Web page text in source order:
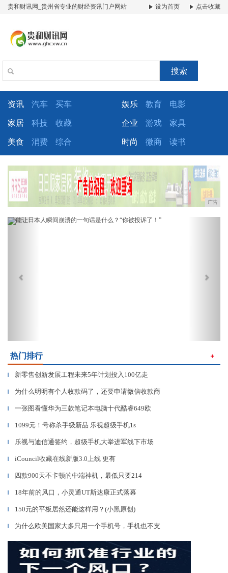
贵和财讯网_贵州省专业的财经资讯门户网站 设为首页 点击收藏
搜索
资讯 汽车 买车 娱乐 教育 电影
家居 科技 收藏 企业 游戏 家具
美食 消费 综合 时尚 微商 读书
广告
Previous
热门排行 ＋
▎ 新零售创新发展工程未来5年计划投入100亿走
▎ 为什么明明有个人收款码了，还要申请微信收款商
▎ 一张图看懂华为三款笔记本电脑十代酷睿649欧
▎ 1099元！号称杀手级新品 乐视超级手机1s
▎ 乐视与迪信通签约，超级手机大举进军线下市场
▎ iCouncil收藏在线新版3.0上线 更有
▎ 四款900天不卡顿的中端神机，最低只要214
▎ 18年前的风口，小灵通UT斯达康正式落幕
▎ 150元的平板居然还能这样用？(小黑原创)
▎ 为什么欧美国家大多只用一个手机号，手机也不支